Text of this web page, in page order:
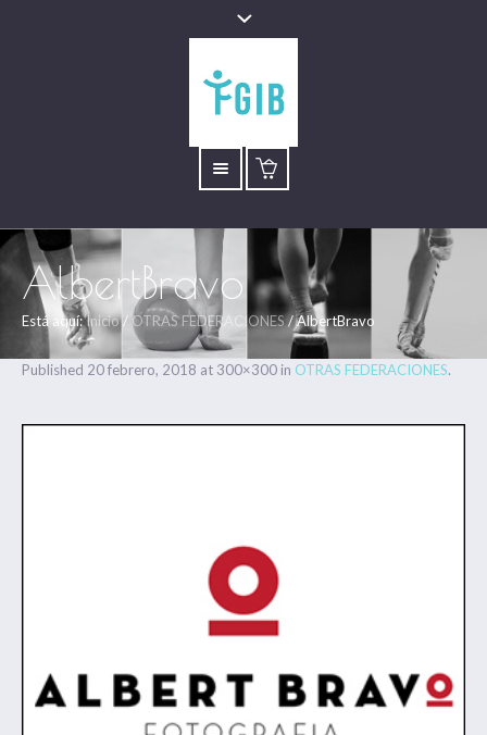
AlbertBravo
Está aquí:Inicio / OTRAS FEDERACIONES/AlbertBravo
Published 20 febrero, 2018 at 300×300 in OTRAS FEDERACIONES.